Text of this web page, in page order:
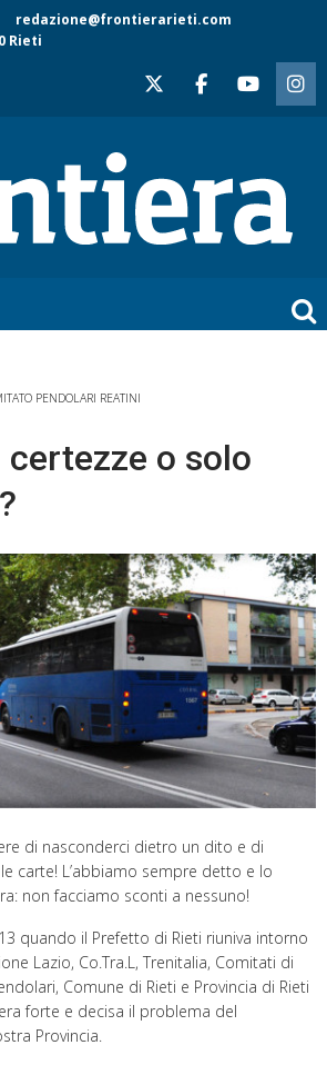
redazione@frontierarieti.com
Rieti
PENDOLARI REATINI
certezze o solo
di nasconderci dietro un dito e di
carte! L’abbiamo sempre detto e lo
non facciamo sconti a nessuno!
quando il Prefetto di Rieti riuniva intorno
Lazio, Co.Tra.L, Trenitalia, Comitati di
Comune di Rieti e Provincia di Rieti
forte e decisa il problema del
Provincia.